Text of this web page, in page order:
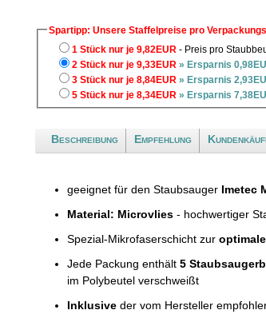
Spartipp: Unsere Staffelpreise pro
1 Stück nur je 9,82EUR - Preis pro
2 Stück nur je 9,33EUR » Ersparnis
3 Stück nur je 8,84EUR » Ersparnis
5 Stück nur je 8,34EUR » Ersparnis
Beschreibung Empfehlung
geeignet für den Staubsauger Imetec
Material: Microvlies - hochwertiger
Spezial-Mikrofaserschicht zur
Jede Packung enthält 5
im Polybeutel verschweißt
Inklusive der vom Hersteller